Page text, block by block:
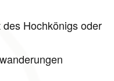
Hochkönigs oder